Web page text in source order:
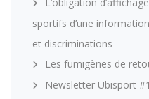
sportifs d’une
et discriminations
Les fumigènes de
Newsletter Ubisport